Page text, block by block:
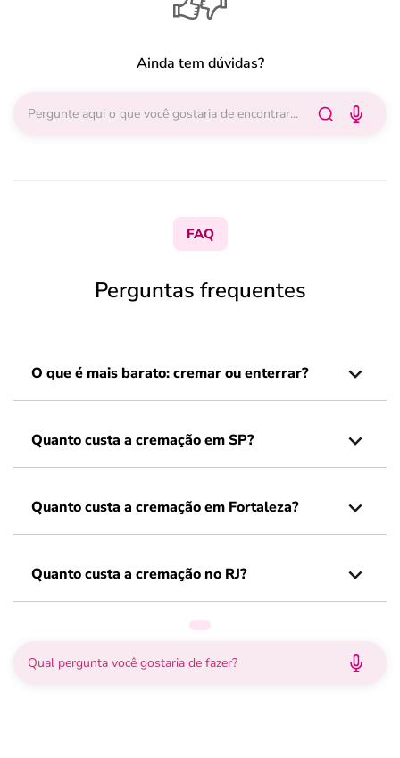
Ainda tem dúvidas?
FAQ
Perguntas frequentes
O que é mais barato: cremar ou enterrar?
Quanto custa a cremação em SP?
Quanto custa a cremação em Fortaleza?
Quanto custa a cremação no RJ?